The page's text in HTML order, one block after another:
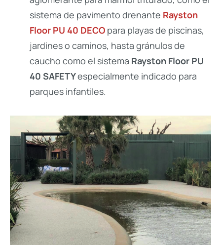
sistema de pavimento drenante Rayston
Floor PU 40 DECOpara playas de piscinas,
jardines o caminos, hasta gránulos de
caucho como el sistema Rayston Floor PU
40 SAFETYespecialmente indicado para
parques infantiles.